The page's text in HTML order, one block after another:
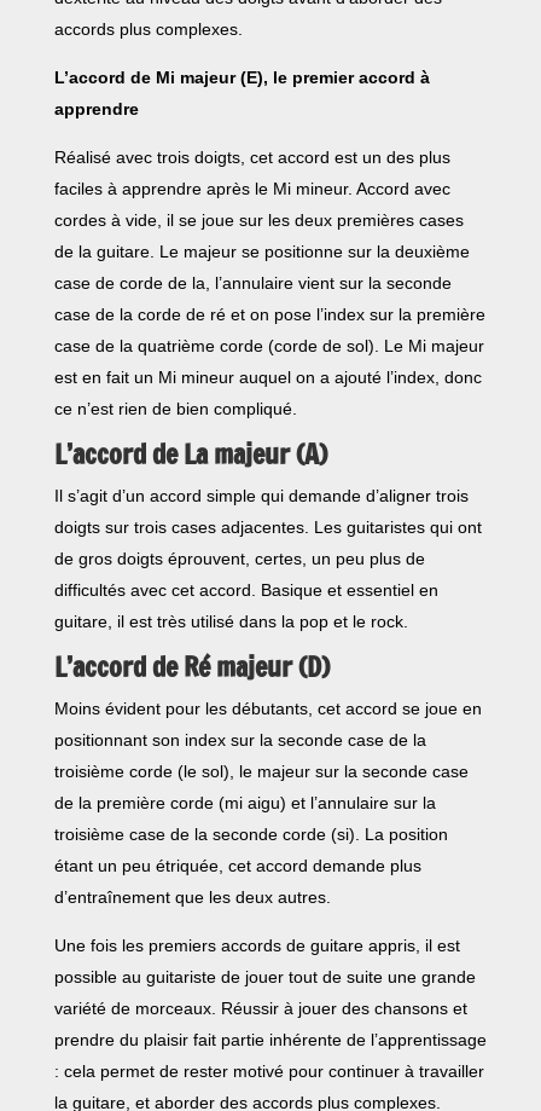
accords plus complexes.
L’accord de Mi majeur (E), le premier accord à
apprendre
Réalisé avec trois doigts, cet accord est un des plus
faciles à apprendre après le Mi mineur. Accord avec
cordes à vide, il se joue sur les deux premières cases
de la guitare. Le majeur se positionne sur la deuxième
case de corde de la, l’annulaire vient sur la seconde
case de la corde de ré et on pose l’index sur la première
case de la quatrième corde (corde de sol). Le Mi majeur
est en fait un Mi mineur auquel on a ajouté l’index, donc
ce n’est rien de bien compliqué.
L’accord de La majeur (A)
Il s’agit d’un accord simple qui demande d’aligner trois
doigts sur trois cases adjacentes. Les guitaristes qui ont
de gros doigts éprouvent, certes, un peu plus de
difficultés avec cet accord. Basique et essentiel en
guitare, il est très utilisé dans la pop et le rock.
L’accord de Ré majeur (D)
Moins évident pour les débutants, cet accord se joue en
positionnant son index sur la seconde case de la
troisième corde (le sol), le majeur sur la seconde case
de la première corde (mi aigu) et l’annulaire sur la
troisième case de la seconde corde (si). La position
étant un peu étriquée, cet accord demande plus
d’entraînement que les deux autres.
Une fois les premiers accords de guitare appris, il est
possible au guitariste de jouer tout de suite une grande
variété de morceaux. Réussir à jouer des chansons et
prendre du plaisir fait partie inhérente de l’apprentissage
: cela permet de rester motivé pour continuer à travailler
la guitare, et aborder des accords plus complexes.